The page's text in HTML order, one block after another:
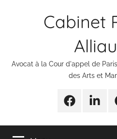
Cabinet
Avocat à la Cour d'appel de
des Arts et
UrgencesLinkedin